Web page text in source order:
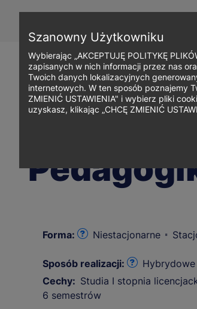
nawigacyjna
Forma: Niestacjonarne
Sposób realizacji: Hybrydowe
Cechy: Studia I stopnia
6 semestrów
Szanowny Użytkowniku
Wybierając „AKCEPTUJĘ POLITYKĘ
zapisanych w nich informacji przez nas
Twoich danych lokalizacyjnych
internetowych. W ten sposób poznajemy
ZMIENIĆ USTAWIENIA" i wybierz pliki
uzyskasz, klikając „CHCĘ ZMIENIĆ